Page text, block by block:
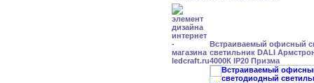
Встраиваемый офисный
светильник DALI
4000К IP20 Призма